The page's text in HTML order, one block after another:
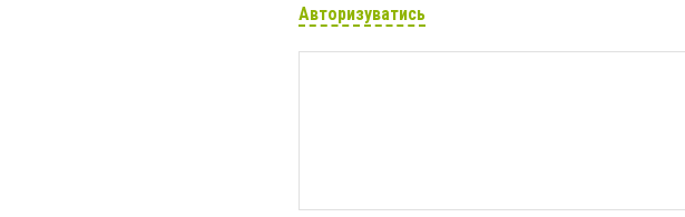
Авторизуватись